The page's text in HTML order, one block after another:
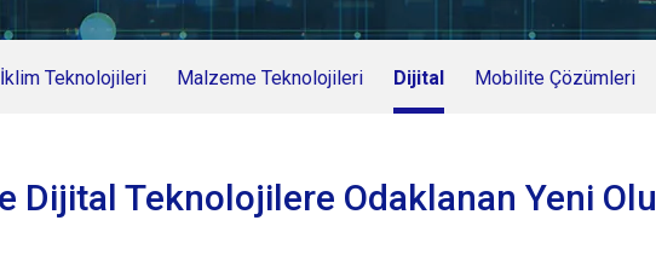
Teknolojileri Malzeme Teknolojileri Dijital Mobilite Çözümleri
Dijital Teknolojilere Odaklanan Yeni